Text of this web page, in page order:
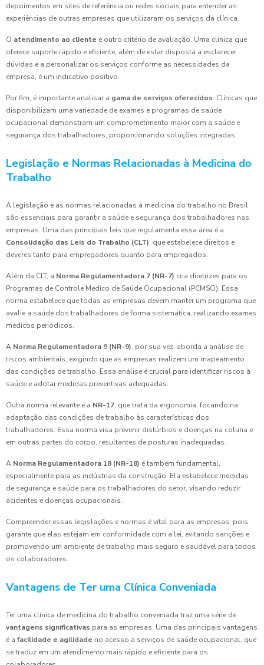
depoimentos em sites de referência ou redes sociais para entender as
experiências de outras empresas que utilizaram os serviços da clínica.
O atendimento ao cliente é outro critério de avaliação. Uma clínica que
oferece suporte rápido e eficiente, além de estar disposta a esclarecer
dúvidas e a personalizar os serviços conforme as necessidades da
empresa, é um indicativo positivo.
Por fim, é importante analisar a gama de serviços oferecidos. Clínicas que
disponibilizam uma variedade de exames e programas de saúde
ocupacional demonstram um comprometimento maior com a saúde e
segurança dos trabalhadores, proporcionando soluções integradas.
Legislação e Normas Relacionadas à Medicina do
Trabalho
A legislação e as normas relacionadas à medicina do trabalho no Brasil
são essenciais para garantir a saúde e segurança dos trabalhadores nas
empresas. Uma das principais leis que regulamenta essa área é a
Consolidação das Leis do Trabalho (CLT), que estabelece direitos e
deveres tanto para empregadores quanto para empregados.
Além da CLT, a Norma Regulamentadora 7 (NR-7) cria diretrizes para os
Programas de Controle Médico de Saúde Ocupacional (PCMSO). Essa
norma estabelece que todas as empresas devem manter um programa que
avalie a saúde dos trabalhadores de forma sistemática, realizando exames
médicos periódicos.
A Norma Regulamentadora 9 (NR-9), por sua vez, aborda a análise de
riscos ambientais, exigindo que as empresas realizem um mapeamento
das condições de trabalho. Essa análise é crucial para identificar riscos à
saúde e adotar medidas preventivas adequadas.
Outra norma relevante é a NR-17, que trata da ergonomia, focando na
adaptação das condições de trabalho às características dos
trabalhadores. Essa norma visa prevenir distúrbios e doenças na coluna e
em outras partes do corpo, resultantes de posturas inadequadas.
A Norma Regulamentadora 18 (NR-18) é também fundamental,
especialmente para as indústrias da construção. Ela estabelece medidas
de segurança e saúde para os trabalhadores do setor, visando reduzir
acidentes e doenças ocupacionais.
Compreender essas legislações e normas é vital para as empresas, pois
garante que elas estejam em conformidade com a lei, evitando sanções e
promovendo um ambiente de trabalho mais seguro e saudável para todos
os colaboradores.
Vantagens de Ter uma Clínica Conveniada
Ter uma clínica de medicina do trabalho conveniada traz uma série de
vantagens significativas para as empresas. Uma das principais vantagens
é a facilidade e agilidade no acesso a serviços de saúde ocupacional, que
se traduz em um atendimento mais rápido e eficiente para os